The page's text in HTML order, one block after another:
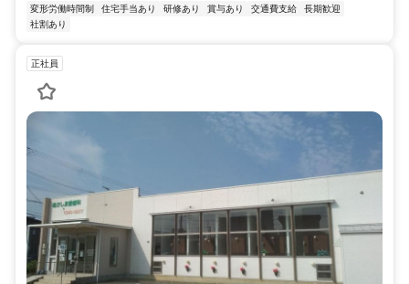
変形労働時間制 住宅手当あり 研修あり 賞与あり 交通費支給
長期歓迎
社割あり
正社員